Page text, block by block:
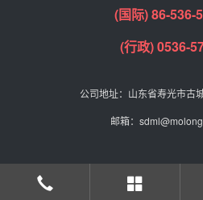
(国际) 86-536-
(行政) 0536-
公司地址：山东省寿光市古
邮箱：